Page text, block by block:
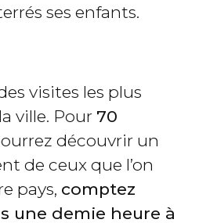
ses enfants.
visites les plus
ville. Pour 70
découvrir un
de ceux que l’on
pays, comptez
une demie heure à